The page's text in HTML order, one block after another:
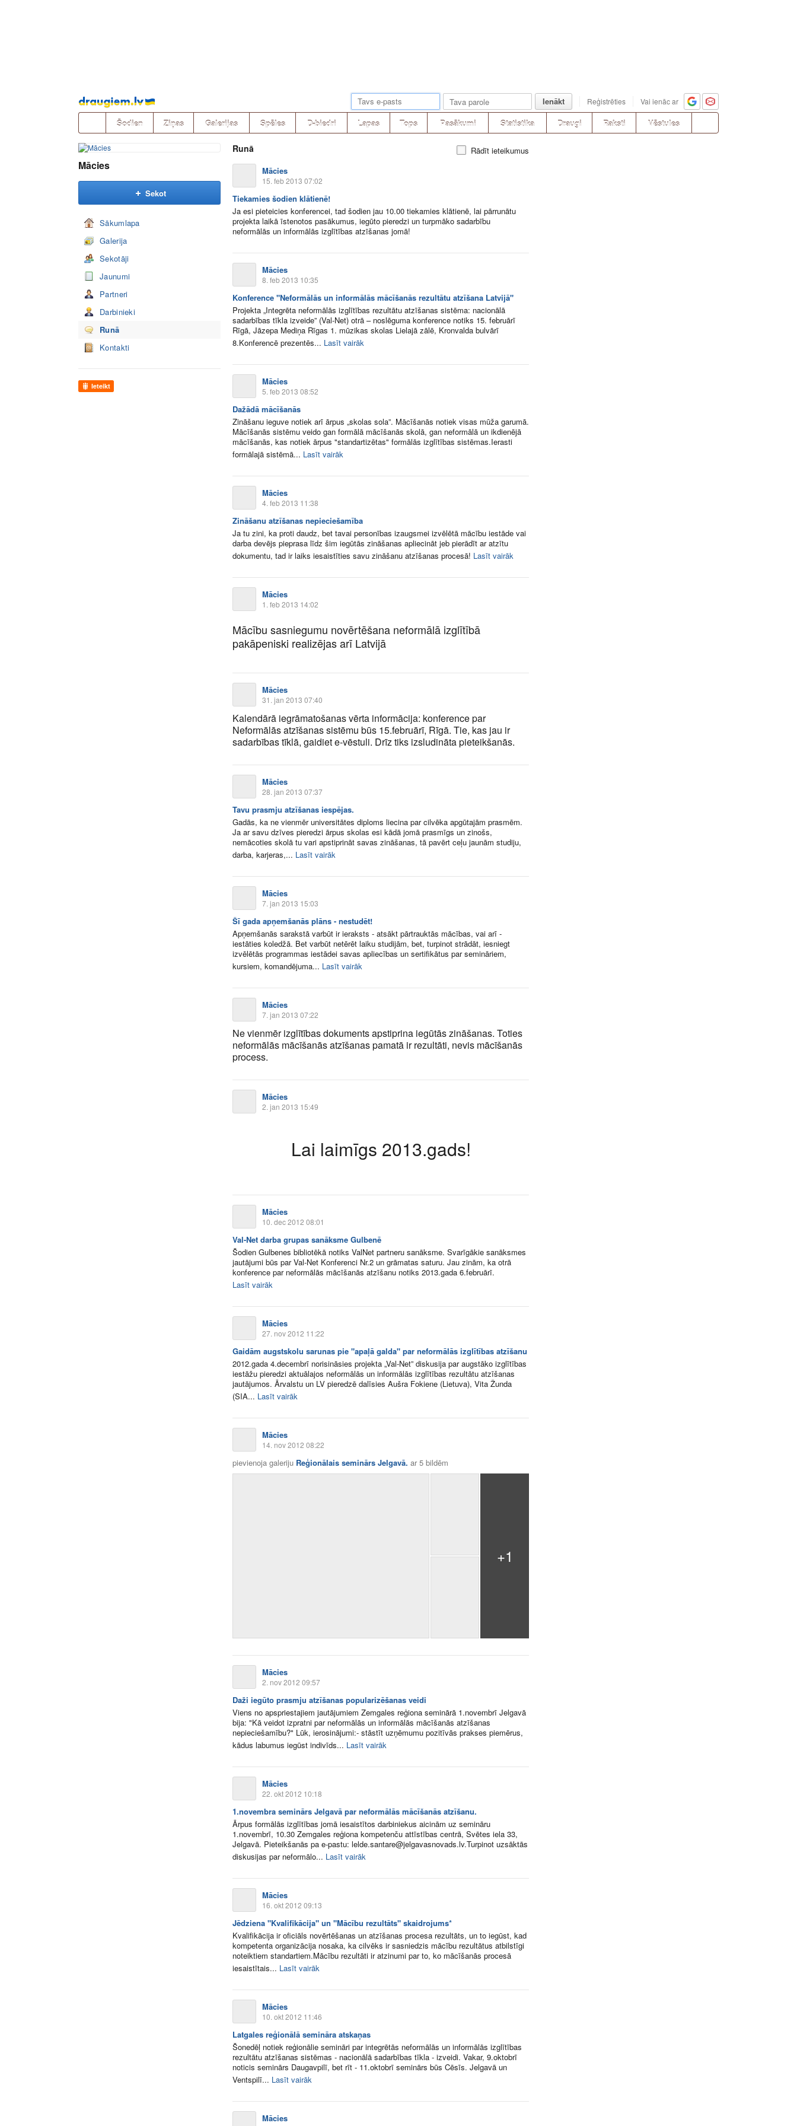
Pāriet
uz
saturu
Ienākt Reģistrēties Vai ienāc ar
Šodien Ziņas Galerijas Spēles D-biedri Lapas Tops Pasākumi Statistika Draugi Raksti Vēstules
Mācies
Sekot
Sākumlapa
Galerija
Sekotāji
Jaunumi
Partneri
Darbinieki
Runā
Kontakti
Ieteikt
Runā
Rādīt ieteikumus
Mācies
15. feb 2013 07:02
Tiekamies šodien klātienē!
Ja esi pieteicies konferencei, tad šodien jau 10.00 tiekamies klātienē, lai pārrunātu
projekta laikā īstenotos pasākumus, iegūto pieredzi un turpmāko sadarbību
neformālās un informālās izglītības atzīšanas jomā!
Mācies
8. feb 2013 10:35
Konference "Neformālās un informālās mācīšanās rezultātu atzīšana Latvijā"
Projekta „Integrēta neformālās izglītības rezultātu atzīšanas sistēma: nacionālā
sadarbības tīkla izveide” (Val-Net) otrā – noslēguma konference notiks 15. februārī
Rīgā, Jāzepa Mediņa Rīgas 1. mūzikas skolas Lielajā zālē, Kronvalda bulvārī
8.Konferencē prezentēs... Lasīt vairāk
Mācies
5. feb 2013 08:52
Dažādā mācīšanās
Zināšanu ieguve notiek arī ārpus „skolas sola”. Mācīšanās notiek visas mūža garumā.
Mācīšanās sistēmu veido gan formālā mācīšanās skolā, gan neformālā un ikdienējā
mācīšanās, kas notiek ārpus "standartizētas" formālās izglītības sistēmas.Ierasti
formālajā sistēmā... Lasīt vairāk
Mācies
4. feb 2013 11:38
Zināšanu atzīšanas nepieciešamība
Ja tu zini, ka proti daudz, bet tavai personības izaugsmei izvēlētā mācību iestāde vai
darba devējs pieprasa līdz šim iegūtās zināšanas apliecināt jeb pierādīt ar atzītu
dokumentu, tad ir laiks iesaistīties savu zināšanu atzīšanas procesā! Lasīt vairāk
Mācies
1. feb 2013 14:02
Mācību sasniegumu novērtēšana neformālā izglītībā
pakāpeniski realizējas arī Latvijā
Mācies
31. jan 2013 07:40
Kalendārā iegrāmatošanas vērta informācija: konference par
Neformālās atzīšanas sistēmu būs 15.februārī, Rīgā. Tie, kas jau ir
sadarbības tīklā, gaidiet e-vēstuli. Drīz tiks izsludināta pieteikšanās.
Mācies
28. jan 2013 07:37
Tavu prasmju atzīšanas iespējas.
Gadās, ka ne vienmēr universitātes diploms liecina par cilvēka apgūtajām prasmēm.
Ja ar savu dzīves pieredzi ārpus skolas esi kādā jomā prasmīgs un zinošs,
nemācoties skolā tu vari apstiprināt savas zināšanas, tā pavērt ceļu jaunām studiju,
darba, karjeras,... Lasīt vairāk
Mācies
7. jan 2013 15:03
Šī gada apņemšanās plāns - nestudēt!
Apņemšanās sarakstā varbūt ir ieraksts - atsākt pārtrauktās mācības, vai arī -
iestāties koledžā. Bet varbūt netērēt laiku studijām, bet, turpinot strādāt, iesniegt
izvēlētās programmas iestādei savas apliecības un sertifikātus par semināriem,
kursiem, komandējuma... Lasīt vairāk
Mācies
7. jan 2013 07:22
Ne vienmēr izglītības dokuments apstiprina iegūtās zināšanas. Toties
neformālās mācīšanās atzīšanas pamatā ir rezultāti, nevis mācīšanās
process.
Mācies
2. jan 2013 15:49
Lai laimīgs 2013.gads!
Mācies
10. dec 2012 08:01
Val-Net darba grupas sanāksme Gulbenē
Šodien Gulbenes bibliotēkā notiks ValNet partneru sanāksme. Svarīgākie sanāksmes
jautājumi būs par Val-Net Konferenci Nr.2 un grāmatas saturu. Jau zinām, ka otrā
konference par neformālās mācīšanās atzīšanu notiks 2013.gada 6.februārī.
Lasīt vairāk
Mācies
27. nov 2012 11:22
Gaidām augstskolu sarunas pie "apaļā galda" par neformālās izglītības atzīšanu
2012.gada 4.decembrī norisināsies projekta „Val-Net” diskusija par augstāko izglītības
iestāžu pieredzi aktuālajos neformālās un informālās izglītības rezultātu atzīšanas
jautājumos. Ārvalstu un LV pieredzē dalīsies Aušra Fokiene (Lietuva), Vita Žunda
(SIA... Lasīt vairāk
Mācies
14. nov 2012 08:22
pievienoja galeriju Reģionālais seminārs Jelgavā. ar5 bildēm
+1
Mācies
2. nov 2012 09:57
Daži iegūto prasmju atzīšanas popularizēšanas veidi
Viens no apspriestajiem jautājumiem Zemgales reģiona seminārā 1.novembrī Jelgavā
bija: "Kā veidot izpratni par neformālās un informālās mācīšanās atzīšanas
nepieciešamību?" Lūk, ierosinājumi:- stāstīt uzņēmumu pozitīvās prakses piemērus,
kādus labumus iegūst indivīds... Lasīt vairāk
Mācies
22. okt 2012 10:18
1.novembra seminārs Jelgavā par neformālās mācīšanās atzīšanu.
Ārpus formālās izglītības jomā iesaistītos darbiniekus aicinām uz semināru
1.novembrī, 10.30 Zemgales reģiona kompetenču attīstības centrā, Svētes iela 33,
Jelgavā. Pieteikšanās pa e-pastu: lelde.santare@jelgavasnovads.lv.Turpinot uzsāktās
diskusijas par neformālo... Lasīt vairāk
Mācies
16. okt 2012 09:13
Jēdziena "Kvalifikācija" un "Mācību rezultāts" skaidrojums*
Kvalifikācija ir oficiāls novērtēšanas un atzīšanas procesa rezultāts, un to iegūst, kad
kompetenta organizācija nosaka, ka cilvēks ir sasniedzis mācību rezultātus atbilstīgi
noteiktiem standartiem.Mācību rezultāti ir atzinumi par to, ko mācīšanās procesā
iesaistītais... Lasīt vairāk
Mācies
10. okt 2012 11:46
Latgales reģionālā semināra atskaņas
Šonedēļ notiek reģionālie semināri par integrētās neformālās un informālās izglītības
rezultātu atzīšanas sistēmas - nacionālā sadarbības tīkla - izveidi. Vakar, 9.oktobrī
noticis seminārs Daugavpilī, bet rīt - 11.oktobrī seminārs būs Cēsīs. Jelgavā un
Ventspilī... Lasīt vairāk
Mācies